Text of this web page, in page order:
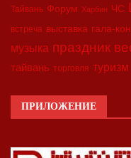
Тайвань Форум Харбин ЧС
встреча выставка гала-
музыка праздник
тайвань торговля туризм
ПРИЛОЖЕНИЕ